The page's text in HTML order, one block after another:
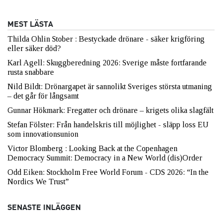
MEST LÄSTA
Thilda Ohlin Stober : Bestyckade drönare - säker krigföring
eller säker död?
Karl Agell: Skuggberedning 2026: Sverige måste fortfarande
rusta snabbare
Nild Bildt: Drönargapet är sannolikt Sveriges största utmaning
– det går för långsamt
Gunnar Hökmark: Fregatter och drönare – krigets olika slagfält
Stefan Fölster: Från handelskris till möjlighet - släpp loss EU
som innovationsunion
Victor Blomberg : Looking Back at the Copenhagen
Democracy Summit: Democracy in a New World (dis)Order
Odd Eiken: Stockholm Free World Forum - CDS 2026: “In the
Nordics We Trust”
SENASTE INLÄGGEN